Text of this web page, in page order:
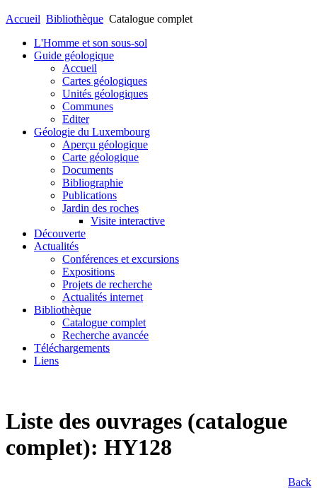
Accueil Bibliothèque Catalogue complet
L'Homme et son sous-sol
Guide géologique
Accueil
Cartes géologiques
Unités géologiques
Communes
Editer
Géologie du Luxembourg
Aperçu géologique
Carte géologique
Documents
Bibliographie
Publications
Jardin des roches
Visite interactive
Découverte
Actualités
Conférences et excursions
Expositions
Projets de recherche
Actualités internet
Bibliothèque
Catalogue complet
Recherche avancée
Téléchargements
Liens
Liste des ouvrages (catalogue
complet): HY128
Back